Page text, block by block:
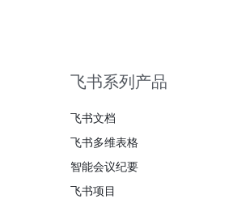
飞书系列产品
飞书文档
飞书多维表格
智能会议纪要
飞书项目